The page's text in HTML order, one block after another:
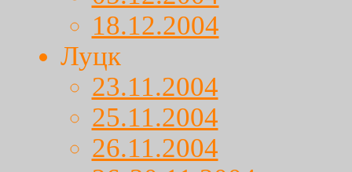
18.12.2004
Луцк
23.11.2004
25.11.2004
26.11.2004